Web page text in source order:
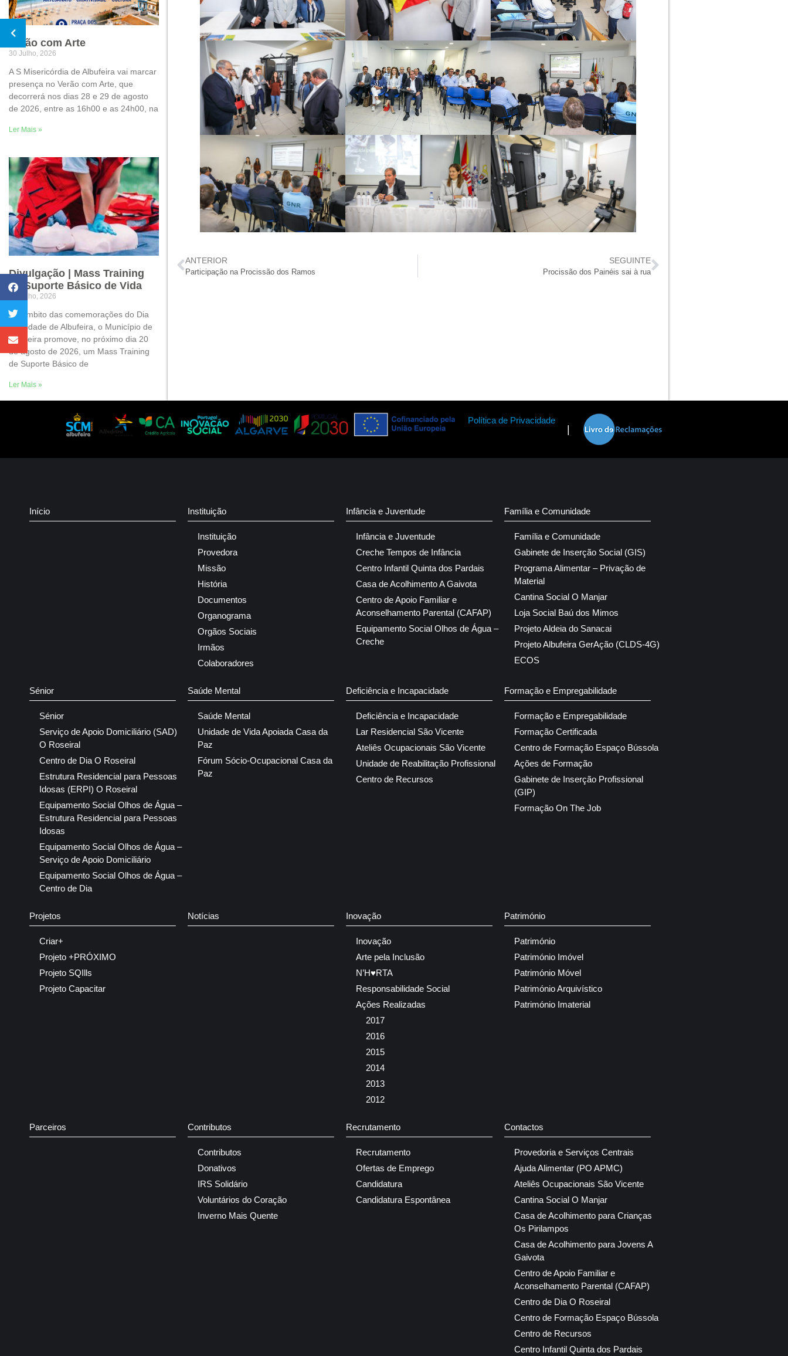
Verão com Arte
30 Julho, 2026
A S Misericórdia de Albufeira vai marcar
presença no Verão com Arte, que
decorrerá nos dias 28 e 29 de agosto
de 2026, entre as 16h00 e as 24h00, na
Ler Mais »
Divulgação | Mass Training
de Suporte Básico de Vida
22 Julho, 2026
No âmbito das comemorações do Dia
da Cidade de Albufeira, o Município de
Albufeira promove, no próximo dia 20
de agosto de 2026, um Mass Training
de Suporte Básico de
Ler Mais »
ANTERIOR
Participação na Procissão dos Ramos
SEGUINTE
Procissão dos Painéis sai à rua
Política de Privacidade
|
Início Instituição
Instituição
Provedora
Missão
História
Documentos
Organograma
Orgãos Sociais
Irmãos
Colaboradores
Infância e Juventude
Infância e Juventude
Creche Tempos de Infância
Centro Infantil Quinta dos Pardais
Casa de Acolhimento A Gaivota
Centro de Apoio Familiar e
Aconselhamento Parental (CAFAP)
Equipamento Social Olhos de Água –
Creche
Família e Comunidade
Família e Comunidade
Gabinete de Inserção Social (GIS)
Programa Alimentar – Privação de
Material
Cantina Social O Manjar
Loja Social Baú dos Mimos
Projeto Aldeia do Sanacai
Projeto Albufeira GerAção (CLDS-4G)
ECOS
Sénior
Sénior
Serviço de Apoio Domiciliário (SAD)
O Roseiral
Centro de Dia O Roseiral
Estrutura Residencial para Pessoas
Idosas (ERPI) O Roseiral
Equipamento Social Olhos de Água –
Estrutura Residencial para Pessoas
Idosas
Equipamento Social Olhos de Água –
Serviço de Apoio Domiciliário
Equipamento Social Olhos de Água –
Centro de Dia
Saúde Mental
Saúde Mental
Unidade de Vida Apoiada Casa da
Paz
Fórum Sócio-Ocupacional Casa da
Paz
Deficiência e Incapacidade
Deficiência e Incapacidade
Lar Residencial São Vicente
Ateliês Ocupacionais São Vicente
Unidade de Reabilitação Profissional
Centro de Recursos
Formação e Empregabilidade
Formação e Empregabilidade
Formação Certificada
Centro de Formação Espaço Bússola
Ações de Formação
Gabinete de Inserção Profissional
(GIP)
Formação On The Job
Projetos
Criar+
Projeto +PRÓXIMO
Projeto SQIlls
Projeto Capacitar
Notícias Inovação
Inovação
Arte pela Inclusão
N’H♥RTA
Responsabilidade Social
Ações Realizadas
2017
2016
2015
2014
2013
2012
Património
Património
Património Imóvel
Património Móvel
Património Arquivístico
Património Imaterial
Parceiros Contributos
Contributos
Donativos
IRS Solidário
Voluntários do Coração
Inverno Mais Quente
Recrutamento
Recrutamento
Ofertas de Emprego
Candidatura
Candidatura Espontânea
Contactos
Provedoria e Serviços Centrais
Ajuda Alimentar (PO APMC)
Ateliês Ocupacionais São Vicente
Cantina Social O Manjar
Casa de Acolhimento para Crianças
Os Pirilampos
Casa de Acolhimento para Jovens A
Gaivota
Centro de Apoio Familiar e
Aconselhamento Parental (CAFAP)
Centro de Dia O Roseiral
Centro de Formação Espaço Bússola
Centro de Recursos
Centro Infantil Quinta dos Pardais